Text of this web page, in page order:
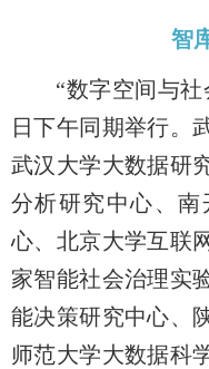
智
“数字空间与
日下午同期举行。
武汉大学大数据研
分析研究中心、
心、北京大学互联
家智能社会治理实
能决策研究中心、
师范大学大数据科